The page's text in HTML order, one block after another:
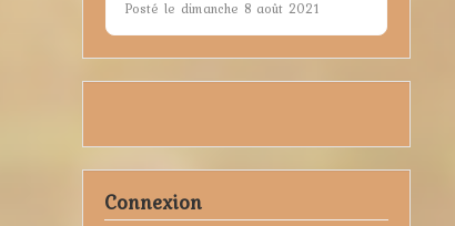
Posté le dimanche 8 août 2021
Connexion